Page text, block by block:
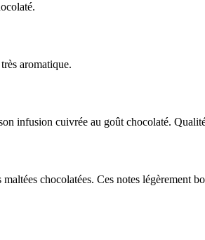
aromatique.
infusion cuivrée au goût chocolaté.
chocolatées. Ces notes légèrement